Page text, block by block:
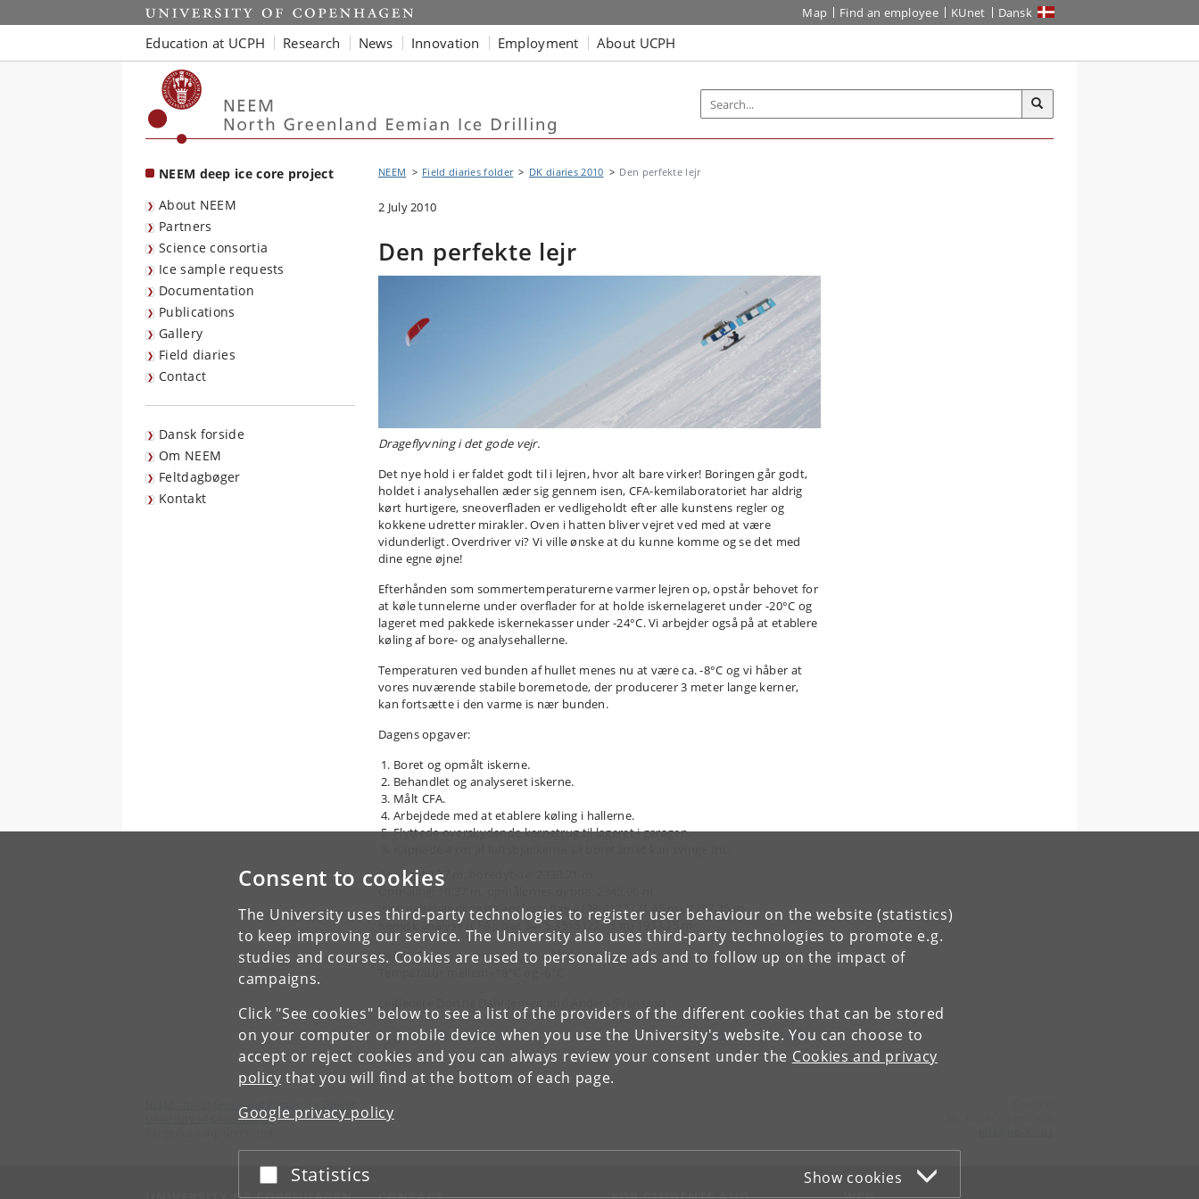
Consent to cookies
The University uses third-party technologies to register user behaviour on the website (statistics)
to keep improving our service. The University also uses third-party technologies to promote e.g.
studies and courses. Cookies are used to personalize ads and to follow up on the impact of
campaigns.
Click "See cookies" below to see a list of the providers of the different cookies that can be stored
on your computer or mobile device when you use the University's website. You can choose to
accept or reject cookies and you can always review your consent under the Cookies and privacy
policy that you will find at the bottom of each page.
Google privacy policy
Accept or reject
Statistics Show cookies
Start Map Find an employee KUnet Dansk
Education at UCPH Research News Innovation Employment About UCPH
NEEM deep ice core project
About NEEM
Partners
Science consortia
Ice sample requests
Documentation
Publications
Gallery
Field diaries
Contact
Dansk forside
Om NEEM
Feltdagbøger
Kontakt
NEEM Field diaries folder DK diaries 2010 Den perfekte lejr
2 July 2010
Den perfekte lejr
Drageflyvning i det gode vejr.
Det nye hold i er faldet godt til i lejren, hvor alt bare virker! Boringen går godt,
holdet i analysehallen æder sig gennem isen, CFA-kemilaboratoriet har aldrig
kørt hurtigere, sneoverfladen er vedligeholdt efter alle kunstens regler og
kokkene udretter mirakler. Oven i hatten bliver vejret ved med at være
vidunderligt. Overdriver vi? Vi ville ønske at du kunne komme og se det med
dine egne øjne!
Efterhånden som sommertemperaturerne varmer lejren op, opstår behovet for
at køle tunnelerne under overflader for at holde iskernelageret under -20°C og
lageret med pakkede iskernekasser under -24°C. Vi arbejder også på at etablere
køling af bore- og analysehallerne.
Temperaturen ved bunden af hullet menes nu at være ca. -8°C og vi håber at
vores nuværende stabile boremetode, der producerer 3 meter lange kerner,
kan fortsætte i den varme is nær bunden.
Dagens opgaver:
Boret og opmålt iskerne.
Behandlet og analyseret iskerne.
Målt CFA.
Arbejdede med at etablere køling i hallerne.
Flyttede overskydende kernetrug til lageret i garagen.
Boring: 10,27 m, boredybde: 2330,71 m.
Iskernebehandling og analyse: bag 4138-4177 (21,45 m), 2297,35 m.
Kemisk analyse (CFA): bag 3475-3515 (22,55 m) 1933,25 m
Vejret: Endnu en smuk dag med blå himmel og svag vind (4 knob) fra ØSØ.
← Forrige dagbogsblad
Næste dagbogsblad→
NEEM - North Greenland Eemian Ice Drilling
University of Copenhagen